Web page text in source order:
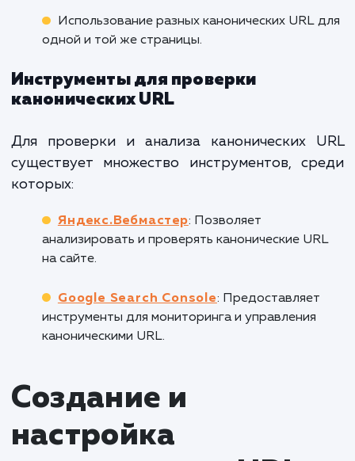
как неправильное может
проблемам.
Правильно:
URL для всех дубликатов страницы.
Использование абсолютных URL вместо
Неправильно
Указание канонического URL, который
перенаправляет на другую страницу.
Инструменты для проверки
канонических URL